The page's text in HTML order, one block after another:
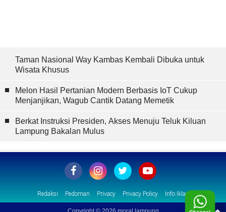
Taman Nasional Way Kambas Kembali Dibuka untuk
Wisata Khusus
Melon Hasil Pertanian Modern Berbasis IoT Cukup
Menjanjikan, Wagub Cantik Datang Memetik
Berkat Instruksi Presiden, Akses Menuju Teluk Kiluan
Lampung Bakalan Mulus
Redaksi Pedoman Privacy Privacy Policy Info Iklan